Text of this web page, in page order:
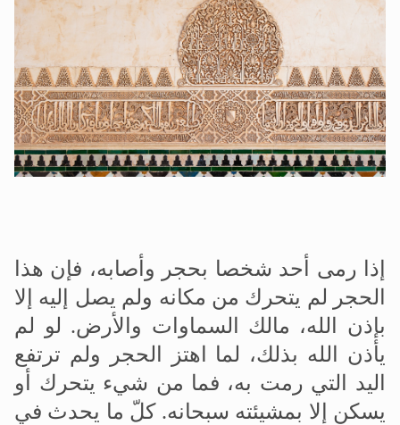
اقرأ هذا الكتاب وتعرّف على حقيقة
إذا رمی أحد شخصا بحجر وأصابه، فإن هذا
الحجر لم يتحرك من مكانه ولم يصل إليه إلا
بإذن الله، مالك السماوات والأرض. لو لم
يأذن الله بذلك، لما اهتز الحجر ولم ترتفع
اليد التي رمت به، فما من شيء يتحرك أو
يسكن إلا بمشيئته سبحانه. كلّ ما يحدث في